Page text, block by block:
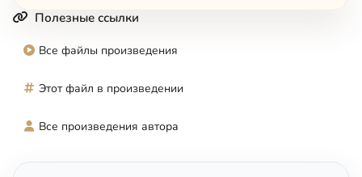
Полезные ссылки
Все файлы произведения
Этот файл в произведении
Все произведения автора